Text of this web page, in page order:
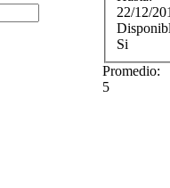
22/12/
Si
Promedio:
5